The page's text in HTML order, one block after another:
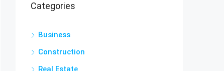
Categories
Business
Construction
Real Estate